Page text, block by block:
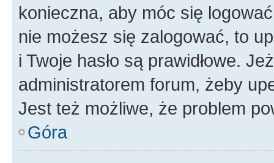
konieczna, aby móc się
nie możesz się zalogować, to
i Twoje hasło są prawidłowe.
administratorem forum, żeby
Jest też możliwe, że problem
Góra